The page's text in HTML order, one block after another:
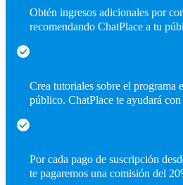
Obtén ingresos adicionales por
recomendando ChatPlace a tu
Crea tutoriales sobre el programa
público. ChatPlace te ayudará
Por cada pago de suscripción
te pagaremos una comisión del